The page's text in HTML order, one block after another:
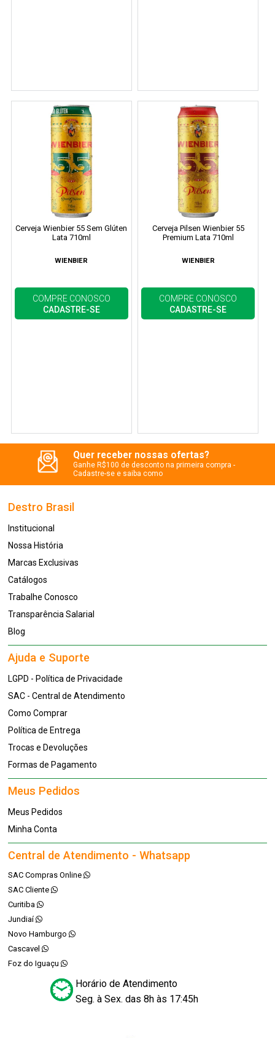
Cerveja Wienbier 55 Sem Glúten
Lata 710ml
WIENBIER
COMPRE CONOSCO
CADASTRE-SE
Cerveja Pilsen Wienbier 55
Premium Lata 710ml
WIENBIER
COMPRE CONOSCO
CADASTRE-SE
Quer receber nossas ofertas?
Ganhe R$100 de desconto na primeira compra -
Cadastre-se e saiba como
Destro Brasil
Institucional
Nossa História
Marcas Exclusivas
Catálogos
Trabalhe Conosco
Transparência Salarial
Blog
Ajuda e Suporte
LGPD - Política de Privacidade
SAC - Central de Atendimento
Como Comprar
Política de Entrega
Trocas e Devoluções
Formas de Pagamento
Meus Pedidos
Meus Pedidos
Minha Conta
Central de Atendimento - Whatsapp
SAC Compras Online
SAC Cliente
Curitiba
Jundiaí
Novo Hamburgo
Cascavel
Foz do Iguaçu
Horário de Atendimento
Seg. à Sex. das 8h às 17:45h